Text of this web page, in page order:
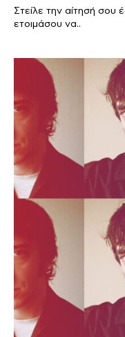
Στείλε την αίτησή σου
ετοιμάσου να..